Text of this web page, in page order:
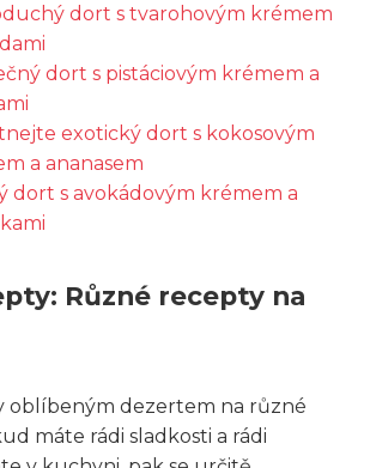
dort s tvarohovým krémem
dort s pistáciovým krémem a
exotický dort s kokosovým
a ananasem
dort s avokádovým krémem a
Různé recepty na
oblíbeným dezertem na různé
máte rádi sladkosti a rádi